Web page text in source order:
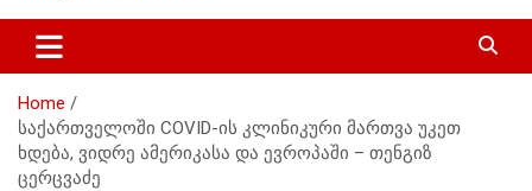
n
Home
საქართველოში COVID-ის კლინიკური მართვა უკეთ
ხდება, ვიდრე ამერიკასა და ევროპაში – თენგიზ
ცერცვაძე